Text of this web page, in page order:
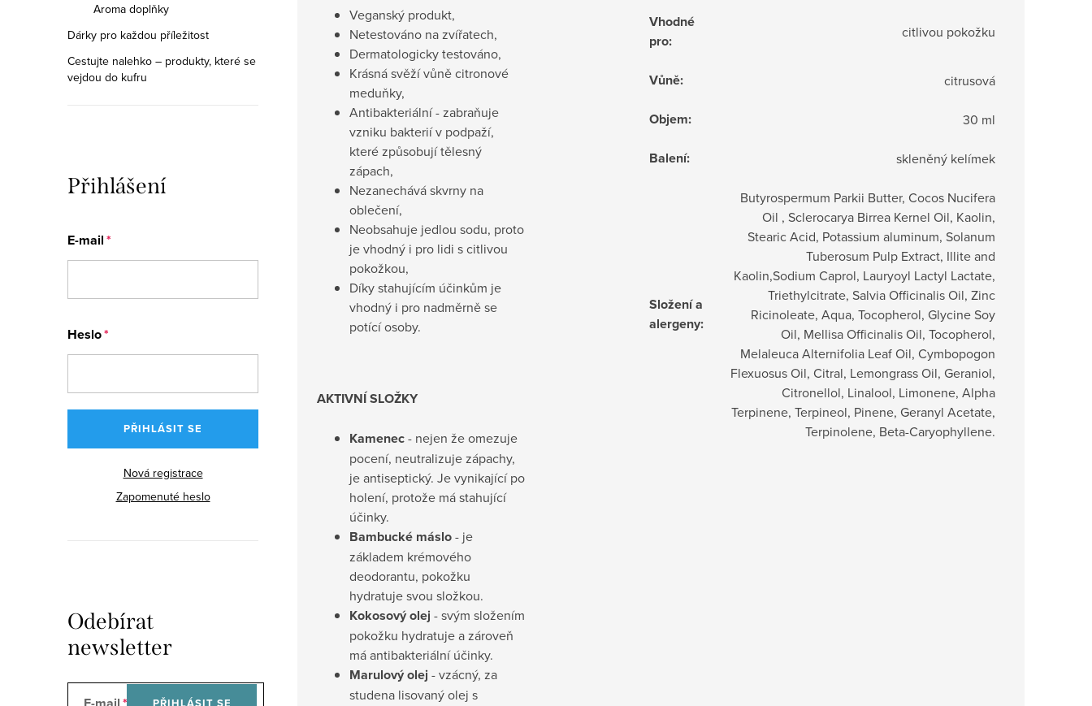
Aroma doplňky
Dárky pro každou příležitost
Cestujte nalehko – produkty, které se
vejdou do kufru
Přihlášení
E-mail
Heslo
PŘIHLÁSIT SE
Nová registrace
Zapomenuté heslo
Odebírat
newsletter
Veganský produkt,
Netestováno na zvířatech,
Dermatologicky testováno,
Krásná svěží vůně citronové
meduňky,
Antibakteriální - zabraňuje
vzniku bakterií v podpaží,
které způsobují tělesný
zápach,
Nezanechává skvrny na
oblečení,
Neobsahuje jedlou sodu, proto
je vhodný i pro lidi s citlivou
pokožkou,
Díky stahujícím účinkům je
vhodný i pro nadměrně se
potící osoby.
AKTIVNÍ SLOŽKY
Kamenec- nejen že omezuje
pocení, neutralizuje zápachy,
je antiseptický. Je vynikající po
holení, protože má stahující
účinky.
Bambucké máslo- je
základem krémového
deodorantu, pokožku
hydratuje svou složkou.
Kokosový olej - svým složením
pokožku hydratuje a zároveň
má antibakteriální účinky.
Marulový olej - vzácný, za
studena lisovaný olej s
Vhodné
pro: citlivou pokožku
Vůně: citrusová
Objem: 30 ml
Balení: skleněný kelímek
Složení a
alergeny:
Butyrospermum Parkii Butter, Cocos Nucifera
Oil , Sclerocarya Birrea Kernel Oil, Kaolin,
Stearic Acid, Potassium aluminum, Solanum
Tuberosum Pulp Extract, Illite and
Kaolin,Sodium Caprol, Lauryoyl Lactyl Lactate,
Triethylcitrate, Salvia Officinalis Oil, Zinc
Ricinoleate, Aqua, Tocopherol, Glycine Soy
Oil, Mellisa Officinalis Oil, Tocopherol,
Melaleuca Alternifolia Leaf Oil, Cymbopogon
Flexuosus Oil, Citral, Lemongrass Oil, Geraniol,
Citronellol, Linalool, Limonene, Alpha
Terpinene, Terpineol, Pinene, Geranyl Acetate,
Terpinolene, Beta-Caryophyllene.